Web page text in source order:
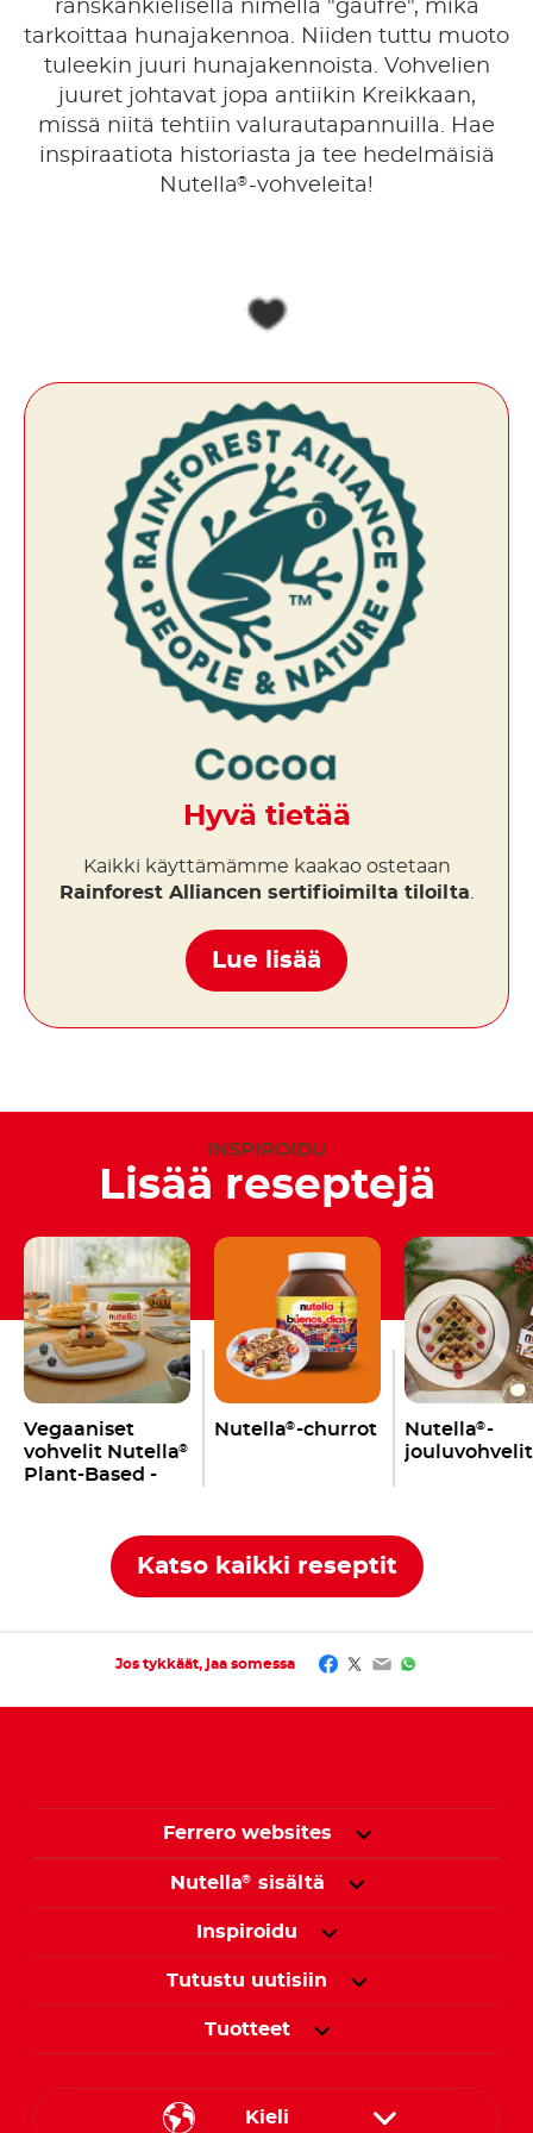
ranskankielisellä nimellä "gaufre", mikä
tarkoittaa hunajakennoa. Niiden tuttu muoto
tuleekin juuri hunajakennoista. Vohvelien
juuret johtavat jopa antiikin Kreikkaan,
missä niitä tehtiin valurautapannuilla. Hae
inspiraatiota historiasta ja tee hedelmäisiä
Nutella®-vohveleita!
Hyvä tietää
Kaikki käyttämämme kaakao ostetaan
Rainforest Alliancen sertifioimilta tiloilta
Lue lisää
INSPIROIDU
Lisää reseptejä
Vegaaniset
vohvelit Nutella®
Plant-Based -
Nutella®-churrot Nutella®-
jouluvohvelit
Katso kaikki reseptit
Jos tykkäät, jaa somessa Facebook
Twitter
EmailWhatsApp
Ferrero websites
Nutella® sisältä
Inspiroidu
Tutustu uutisiin
Tuotteet
Kieli